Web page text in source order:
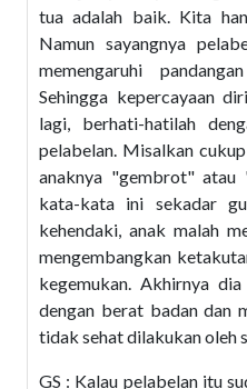
tua adalah baik. Kita
Namun sayangnya
memengaruhi
Sehingga kepercayaan
lagi, berhati-hatilah
pelabelan. Misalkan
anaknya "gembrot"
kata-kata ini sekadar
kehendaki, anak malah
mengembangkan
kegemukan. Akhirnya
dengan berat badan dan
tidak sehat dilakukan oleh
GS : Kalau pelabelan itu